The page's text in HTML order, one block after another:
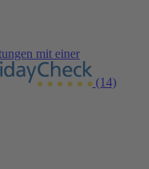
mit einer
(14)